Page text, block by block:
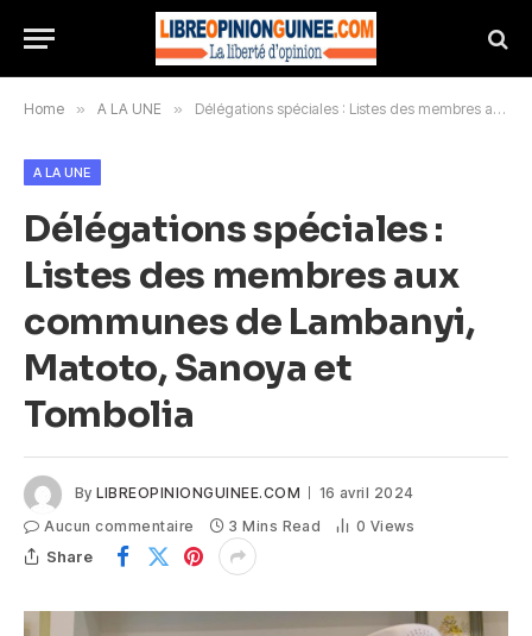
Home » A LA UNE » Délégations spéciales : Listes des membres aux communes de Lambanyi, Matoto, Sanoya et Tombolia
A LA UNE
Délégations spéciales :
Listes des membres aux
communes de Lambanyi,
Matoto, Sanoya et
Tombolia
By LIBREOPINIONGUINEE.COM
16 avril 2024
Aucun commentaire
3 Mins Read 0 Views
Share